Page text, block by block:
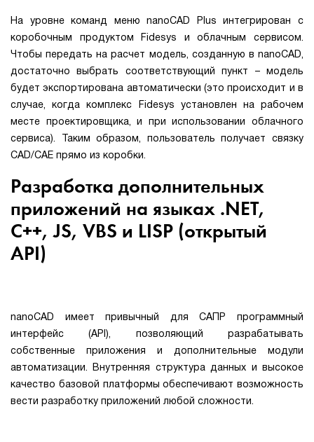
На уровне команд меню nanoCAD Plus интегрирован с
коробочным продуктом Fidesys и облачным сервисом.
Чтобы передать на расчет модель, созданную в nanoCAD,
достаточно выбрать соответствующий пункт – модель
будет экспортирована автоматически (это происходит и в
случае, когда комплекс Fidesys установлен на рабочем
месте проектировщика, и при использовании облачного
сервиса). Таким образом, пользователь получает связку
CAD/CAE прямо из коробки.
Разработка дополнительных
приложений на языках .NET,
C++, JS, VBS и LISP (открытый
API)
nanoCAD имеет привычный для САПР программный
интерфейс (API), позволяющий разрабатывать
собственные приложения и дополнительные модули
автоматизации. Внутренняя структура данных и высокое
качество базовой платформы обеспечивают возможность
вести разработку приложений любой сложности.